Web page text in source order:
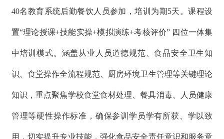
40名教育系统后勤餐饮人员参加，培训为期5天 。课程设
置“理论授课+技能实操+模拟演练+考核评价” 四位一体集
中培训模式。 涵盖从业人员道德规范、食品安全卫生知
识 、食堂操作全流程规范、厨房环境卫生管理等关键理论
知识，重点聚焦学校食堂食材处理、餐具消毒、人员健康
管理等硬性操作标准 ， 确保参训学员学有所获、学以致
用 ，切实提升专业技能，强化食品安全责任意识和服务意